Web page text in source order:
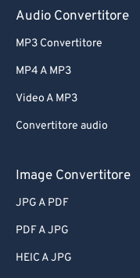
Audio Convertitore
MP3 Convertitore
MP4 A MP3
Video A MP3
Convertitore audio
Image Convertitore
JPG A PDF
PDF A JPG
HEIC A JPG